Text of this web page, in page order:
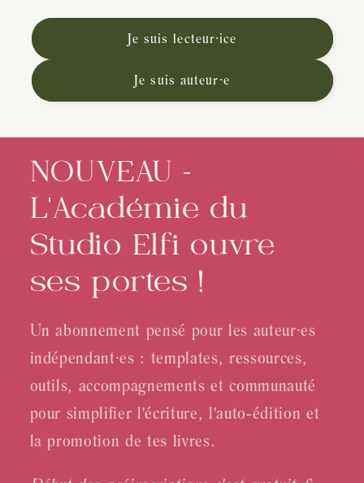
Je suis lecteur∙ice
Je suis auteur∙e
NOUVEAU -
L'Académie du
Studio Elfi ouvre
ses portes !
Un abonnement pensé pour les auteur∙es
indépendant∙es : templates, ressources,
outils, accompagnements et communauté
pour simplifier l'écriture, l'auto-édition et
la promotion de tes livres.